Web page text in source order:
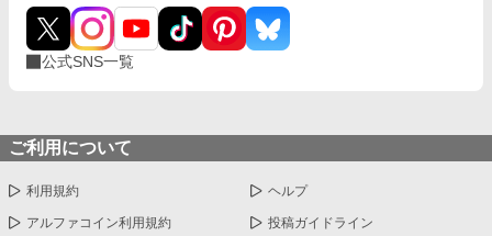
公式SNS一覧
ご利用について
利用規約 ヘルプ
アルファコイン利用規約 投稿ガイドライン